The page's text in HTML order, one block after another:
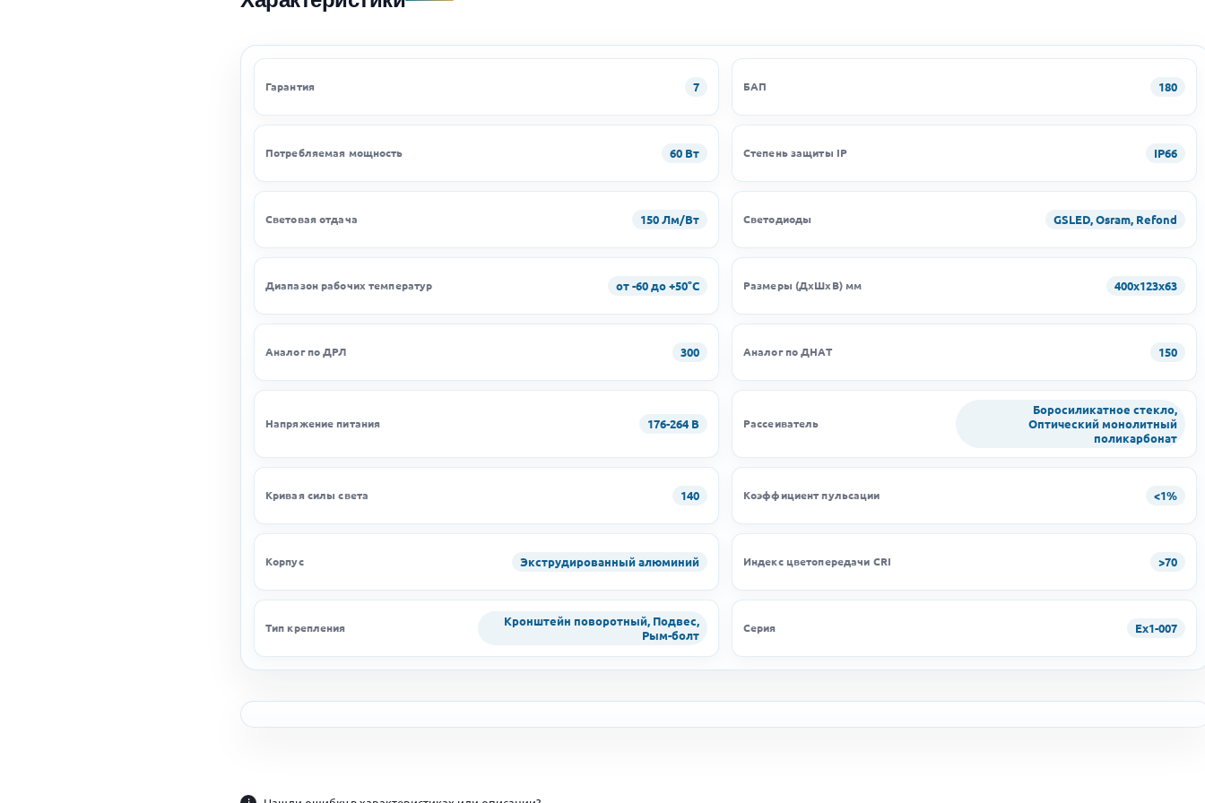
Гарантия 7 БАП 180
Потребляемая мощность 60 Вт Степень защиты IP IP66
Световая отдача 150 Лм/Вт Светодиоды GSLED, Osram, Refond
Диапазон рабочих температур от -60 до +50°C Размеры (ДхШхВ) мм 400х123х63
Аналог по ДРЛ 300 Аналог по ДНАТ 150
Напряжение питания 176-264 В Рассеиватель
Боросиликатное стекло,
Оптический монолитный
поликарбонат
Кривая силы света 140 Коэффициент пульсации <1%
Корпус Экструдированный алюминий Индекс цветопередачи CRI >70
Тип крепления
Кронштейн поворотный, Подвес,
Рым-болт
Серия Ex1-007